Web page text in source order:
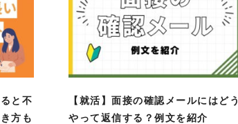
と不
方も
【就活】面接の確認メールにはどう
やって返信する？例文を紹介